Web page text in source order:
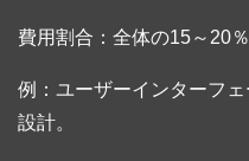
費用割合：全体の15～20％
例：ユーザーインターフ
設計。